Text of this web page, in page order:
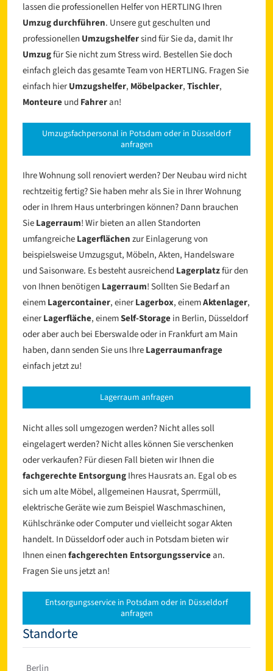
lassen die professionellen Helfer von HERTLING Ihren
Umzug durchführen. Unsere gut geschulten und
professionellen Umzugshelfersind für Sie da, damit Ihr
Umzugfür Sie nicht zum Stress wird. Bestellen Sie doch
einfach gleich das gesamte Team von HERTLING. Fragen Sie
einfach hierUmzugshelfer, Möbelpacker,Tischler,
Monteureund Fahreran!
Umzugsfachpersonal in Potsdam oder in Düsseldorf
anfragen
Ihre Wohnung soll renoviert werden? Der Neubau wird nicht
rechtzeitig fertig? Sie haben mehr als Sie in Ihrer Wohnung
oder in Ihrem Haus unterbringen können? Dann brauchen
SieLagerraum! Wir bieten an allen Standorten
umfangreicheLagerflächenzur Einlagerung von
beispielsweise Umzugsgut, Möbeln, Akten, Handelsware
und Saisonware. Es besteht ausreichend Lagerplatzfür den
von Ihnen benötigen Lagerraum! Sollten Sie Bedarf an
einemLagercontainer, einerLagerbox, einemAktenlager,
einerLagerfläche, einemSelf-Storagein Berlin, Düsseldorf
oder aber auch bei Eberswalde oder in Frankfurt am Main
haben, dann senden Sie uns IhreLagerraumanfrage
einfach jetzt zu!
Lagerraum anfragen
Nicht alles soll umgezogen werden? Nicht alles soll
eingelagert werden? Nicht alles können Sie verschenken
oder verkaufen? Für diesen Fall bieten wir Ihnen die
fachgerechte EntsorgungIhres Hausrats an. Egal ob es
sich um alte Möbel, allgemeinen Hausrat, Sperrmüll,
elektrische Geräte wie zum Beispiel Waschmaschinen,
Kühlschränke oder Computer und vielleicht sogar Akten
handelt. In Düsseldorf oder auch in Potsdam bieten wir
Ihnen einenfachgerechten Entsorgungsservicean.
Fragen Sie uns jetzt an!
Entsorgungsservice in Potsdam oder in Düsseldorf
anfragen
Standorte